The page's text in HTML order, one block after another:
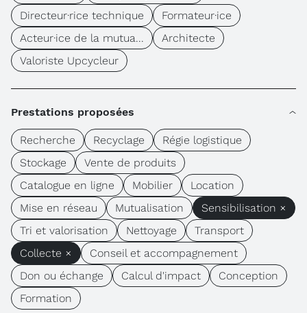
Directeur·rice technique
Formateur·ice
Acteur·ice de la mutua...
Architecte
Valoriste Upcycleur
Prestations proposées
Recherche Recyclage
Régie logistique
Stockage
Vente de produits
Catalogue en ligne
Mobilier
Location
Mise en réseau
Mutualisation
Sensibilisation ×
Tri et valorisation
Nettoyage
Transport
Collecte ×
Conseil et accompagnement
Don ou échange
Calcul d'impact
Conception
Formation